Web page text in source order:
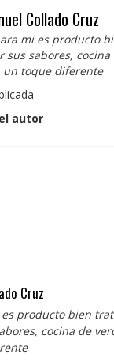
Collado Cruz
mi es producto
sus sabores,
un toque diferente
autor
Cruz
producto bien
cocina de